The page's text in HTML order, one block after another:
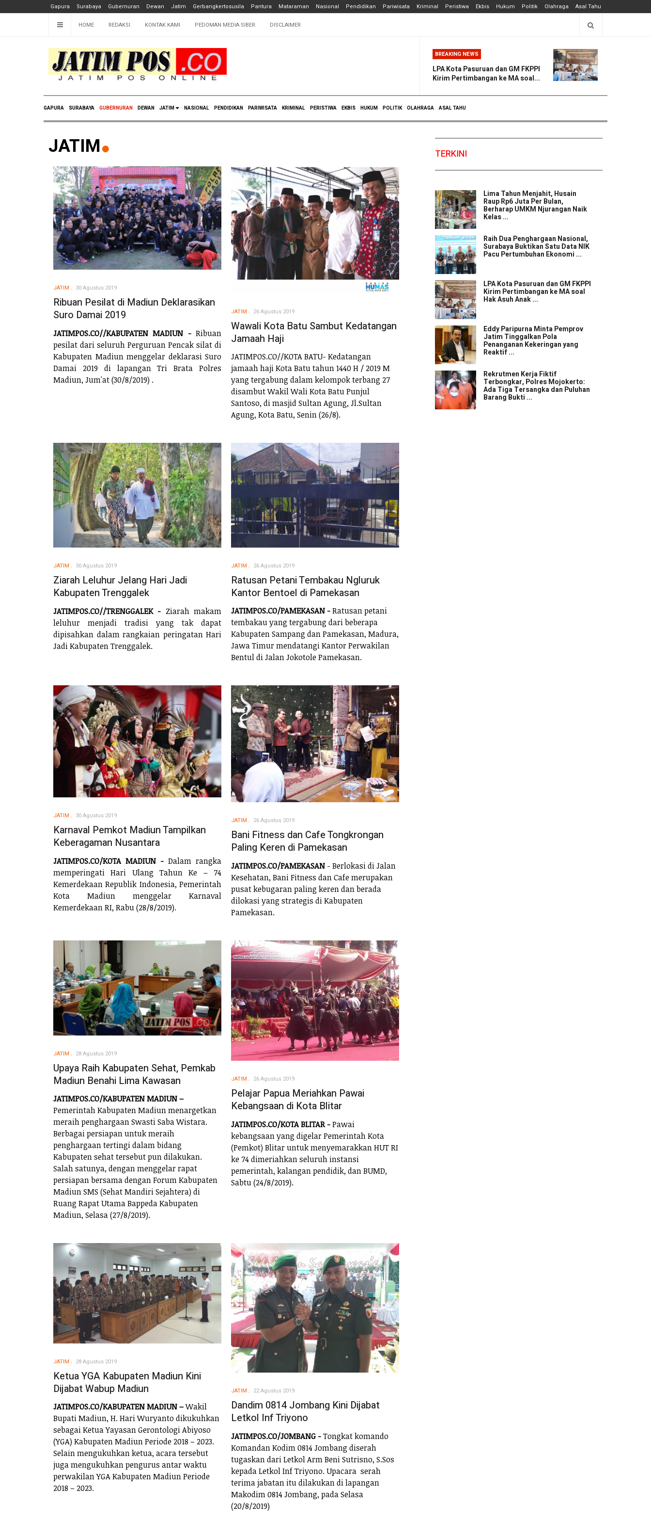
Gapura Surabaya Gubernuran Dewan Jatim Gerbangkertosusila Pantura Mataraman Nasional Pendidikan Pariwisata Kriminal Peristiwa Ekbis Hukum Politik Olahraga Asal Tahu
HOME REDAKSI KONTAK KAMI PEDOMAN MEDIA SIBER DISCLAIMER
BREAKING NEWS
LPA Kota Pasuruan dan GM FKPPI
Kirim Pertimbangan ke MA soal...
GAPURA SURABAYA GUBERNURAN DEWAN JATIM NASIONAL PENDIDIKAN PARIWISATA KRIMINAL PERISTIWA EKBIS HUKUM POLITIK OLAHRAGA ASAL TAHU
JATIM
JATIM 30 Agustus 2019
Ribuan Pesilat di Madiun Deklarasikan
Suro Damai 2019
JATIMPOS.CO//KABUPATEN MADIUN -Ribuan
pesilat dari seluruh Perguruan Pencak silat di
Kabupaten Madiun menggelar deklarasi Suro
Damai 2019 di lapangan Tri Brata Polres
Madiun, Jum'at (30/8/2019) .
JATIM 26 Agustus 2019
Wawali Kota Batu Sambut Kedatangan
Jamaah Haji
JATIMPOS.CO//KOTA BATU- Kedatangan
jamaah haji Kota Batu tahun 1440 H / 2019 M
yang tergabung dalam kelompok terbang 27
disambut Wakil Wali Kota Batu Punjul
Santoso, di masjid Sultan Agung, Jl.Sultan
Agung, Kota Batu, Senin (26/8).
JATIM 30 Agustus 2019
Ziarah Leluhur Jelang Hari Jadi
Kabupaten Trenggalek
JATIMPOS.CO//TRENGGALEK - Ziarah makam
leluhur menjadi tradisi yang tak dapat
dipisahkan dalam rangkaian peringatan Hari
Jadi Kabupaten Trenggalek.
JATIM 26 Agustus 2019
Ratusan Petani Tembakau Ngluruk
Kantor Bentoel di Pamekasan
JATIMPOS.CO/PAMEKASAN -Ratusan petani
tembakau yang tergabung dari beberapa
Kabupaten Sampang dan Pamekasan, Madura,
Jawa Timur mendatangi Kantor Perwakilan
Bentul di Jalan Jokotole Pamekasan.
JATIM 30 Agustus 2019
Karnaval Pemkot Madiun Tampilkan
Keberagaman Nusantara
JATIMPOS.CO/KOTA MADIUN - Dalam rangka
memperingati Hari Ulang Tahun Ke – 74
Kemerdekaan Republik Indonesia, Pemerintah
Kota Madiun menggelar Karnaval
Kemerdekaan RI, Rabu (28/8/2019).
JATIM 26 Agustus 2019
Bani Fitness dan Cafe Tongkrongan
Paling Keren di Pamekasan
JATIMPOS.CO/PAMEKASAN - Berlokasi di Jalan
Kesehatan, Bani Fitness dan Cafe merupakan
pusat kebugaran paling keren dan berada
dilokasi yang strategis di Kabupaten
Pamekasan.
JATIM 28 Agustus 2019
Upaya Raih Kabupaten Sehat, Pemkab
Madiun Benahi Lima Kawasan
JATIMPOS.CO/KABUPATEN MADIUN –
Pemerintah Kabupaten Madiun menargetkan
meraih penghargaan Swasti Saba Wistara.
Berbagai persiapan untuk meraih
penghargaan tertingi dalam bidang
Kabupaten sehat tersebut pun dilakukan.
Salah satunya, dengan menggelar rapat
persiapan bersama dengan Forum Kabupaten
Madiun SMS (Sehat Mandiri Sejahtera) di
Ruang Rapat Utama Bappeda Kabupaten
Madiun, Selasa (27/8/2019).
JATIM 26 Agustus 2019
Pelajar Papua Meriahkan Pawai
Kebangsaan di Kota Blitar
JATIMPOS.CO/KOTA BLITAR -Pawai
kebangsaan yang digelar Pemerintah Kota
(Pemkot) Blitar untuk menyemarakkan HUT RI
ke 74 dimeriahkan seluruh instansi
pemerintah, kalangan pendidik, dan BUMD,
Sabtu (24/8/2019).
JATIM 28 Agustus 2019
Ketua YGA Kabupaten Madiun Kini
Dijabat Wabup Madiun
JATIMPOS.CO/KABUPATEN MADIUN –Wakil
Bupati Madiun, H. Hari Wuryanto dikukuhkan
sebagai Ketua Yayasan Gerontologi Abiyoso
(YGA) Kabupaten Madiun Periode 2018 – 2023.
Selain mengukuhkan ketua, acara tersebut
juga mengukuhkan pengurus antar waktu
perwakilan YGA Kabupaten Madiun Periode
2018 – 2023.
JATIM 22 Agustus 2019
Dandim 0814 Jombang Kini Dijabat
Letkol Inf Triyono
JATIMPOS.CO/JOMBANG -Tongkat komando
Komandan Kodim 0814 Jombang diserah
tugaskan dari Letkol Arm Beni Sutrisno, S.Sos
kepada Letkol Inf Triyono. Upacara serah
terima jabatan itu dilakukan di lapangan
Makodim 0814 Jombang, pada Selasa
(20/8/2019)
TERKINI
Lima Tahun Menjahit, Husain
Raup Rp6 Juta Per Bulan,
Berharap UMKM Njurangan Naik
Kelas ...
Raih Dua Penghargaan Nasional,
Surabaya Buktikan Satu Data NIK
Pacu Pertumbuhan Ekonomi ...
LPA Kota Pasuruan dan GM FKPPI
Kirim Pertimbangan ke MA soal
Hak Asuh Anak ...
Eddy Paripurna Minta Pemprov
Jatim Tinggalkan Pola
Penanganan Kekeringan yang
Reaktif ...
Rekrutmen Kerja Fiktif
Terbongkar, Polres Mojokerto:
Ada Tiga Tersangka dan Puluhan
Barang Bukti ...